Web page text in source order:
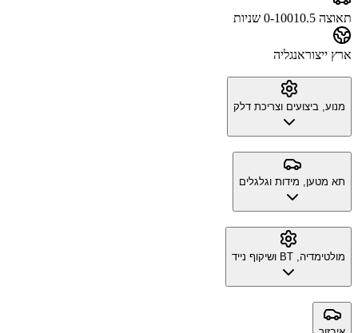
תאוצה 0-100 10.5 שניות
ארץ ייצוראנגליה
מנוע, ביצועים וצריכת דלק
תא מטען, מידות וגלגלים
מולטימדיה, BT ושיקוף נייד